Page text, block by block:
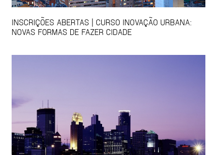
INSCRIÇÕES ABERTAS | CURSO INOVAÇÃO URBANA:
NOVAS FORMAS DE FAZER CIDADE